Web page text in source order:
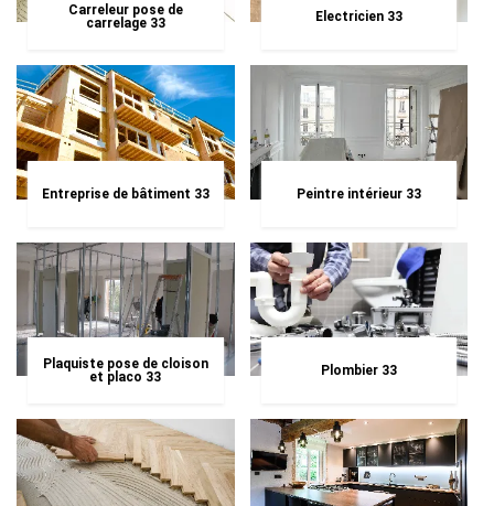
Carreleur pose de
carrelage 33
Electricien 33
Entreprise de bâtiment 33 Peintre intérieur 33
Plaquiste pose de cloison
et placo 33
Plombier 33